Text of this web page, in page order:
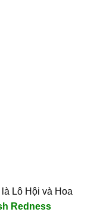
Lô Hội và Hoa
Redness